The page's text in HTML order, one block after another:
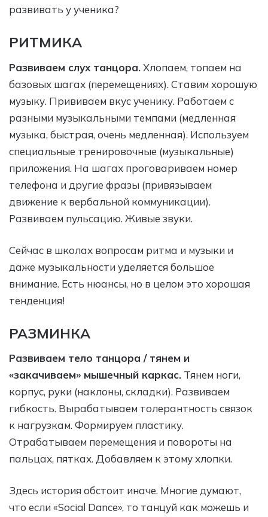
развивать у ученика?
РИТМИКА
Развиваем слух танцора.Хлопаем, топаем на
базовых шагах (перемещениях). Ставим хорошую
музыку. Прививаем вкус ученику. Работаем с
разными музыкальными темпами (медленная
музыка, быстрая, очень медленная). Используем
специальные тренировочные (музыкальные)
приложения. На шагах проговариваем номер
телефона и другие фразы (привязываем
движение к вербальной коммуникации).
Развиваем пульсацию. Живые звуки.
Сейчас в школах вопросам ритма и музыки и
даже музыкальности уделяется большое
внимание. Есть нюансы, но в целом это хорошая
тенденция!
РАЗМИНКА
Развиваем тело танцора / тянем и
«закачиваем» мышечный каркас. Тянем ноги,
корпус, руки (наклоны, складки). Развиваем
гибкость. Вырабатываем толерантность связок
к нагрузкам. Формируем пластику.
Отрабатываем перемещения и повороты на
пальцах, пятках. Добавляем к этому хлопки.
Здесь история обстоит иначе. Многие думают,
что если «Social Dance», то танцуй как можешь и